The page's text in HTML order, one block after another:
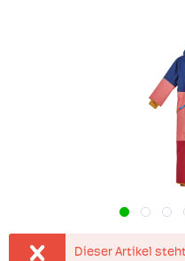
Dieser Artikel